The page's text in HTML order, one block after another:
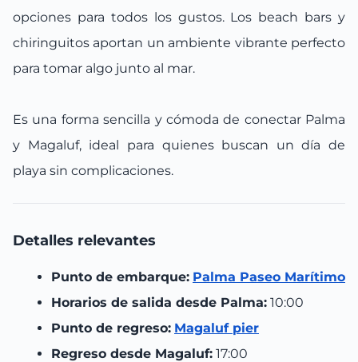
opciones para todos los gustos. Los beach bars y
chiringuitos aportan un ambiente vibrante perfecto
para tomar algo junto al mar.
Es una forma sencilla y cómoda de conectar Palma
y Magaluf, ideal para quienes buscan un día de
playa sin complicaciones.
Detalles relevantes
Punto de embarque: Palma Paseo Marítimo
Horarios de salida desde Palma: 10:00
Punto de regreso: Magaluf pier
Regreso desde Magaluf: 17:00